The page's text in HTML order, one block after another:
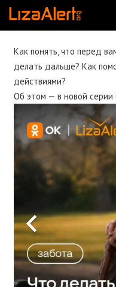
Как понять, что перед
делать дальше? Как
действиями?
Об этом — в новой серии